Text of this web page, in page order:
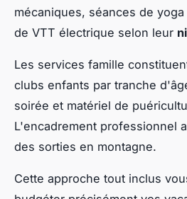
mécaniques, séances de
de VTT électrique selon leur
Les services famille
clubs enfants par tranche
soirée et matériel de
L'encadrement professionnel
des sorties en montagne.
Cette approche tout inclus